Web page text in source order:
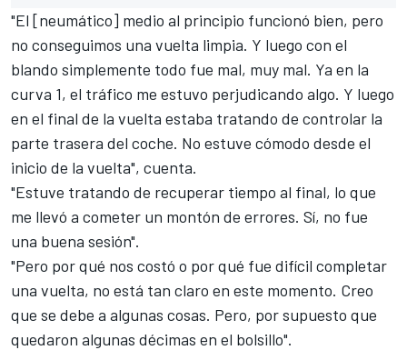
"El [neumático] medio al principio funcionó bien, pero
no conseguimos una vuelta limpia. Y luego con el
blando simplemente todo fue mal, muy mal. Ya en la
curva 1, el tráfico me estuvo perjudicando algo. Y luego
en el final de la vuelta estaba tratando de controlar la
parte trasera del coche. No estuve cómodo desde el
inicio de la vuelta", cuenta.
"Estuve tratando de recuperar tiempo al final, lo que
me llevó a cometer un montón de errores. Sí, no fue
una buena sesión".
"Pero por qué nos costó o por qué fue difícil completar
una vuelta, no está tan claro en este momento. Creo
que se debe a algunas cosas. Pero, por supuesto que
quedaron algunas décimas en el bolsillo".